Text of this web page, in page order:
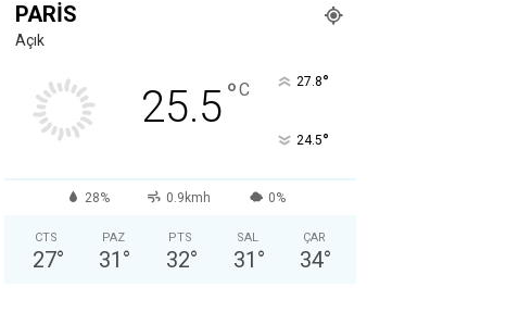
PARIS
Açık
25.5°C 27.8°
24.5°
28% 0.9kmh 0%
CTS
27°
PAZ
31 °
PTS
32°
SAL
31 °
ÇAR
34°